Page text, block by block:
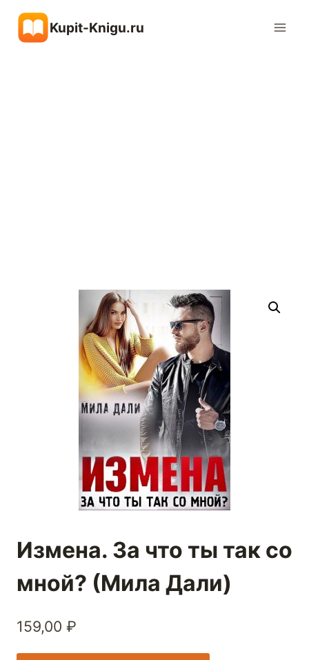
содержимому
Kupit-Knigu.ru
Измена. За что ты так со
мной? (Мила Дали)
159,00 ₽